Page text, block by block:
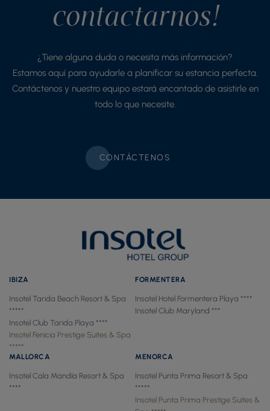
contactarnos!
¿Tiene alguna duda o necesita más información?
Estamos aquí para ayudarle a planificar su estancia perfecta.
Contáctenos y nuestro equipo estará encantado de asistirle en
todo lo que necesite.
CONTÁCTENOS
IBIZA
Insotel Tarida Beach Resort & Spa
*****
Insotel Club Tarida Playa ****
Insotel Fenicia Prestige Suites & Spa
*****
FORMENTERA
Insotel Hotel Formentera Playa ****
Insotel Club Maryland ***
MALLORCA
Insotel Cala Mandía Resort & Spa
****
MENORCA
Insotel Punta Prima Resort & Spa
*****
Insotel Punta Prima Prestige Suites &